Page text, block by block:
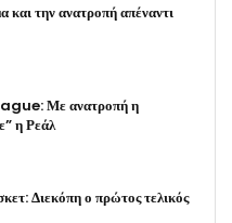
την ανατροπή απέναντι
Με ανατροπή η
η Ρεάλ
Διεκόπη ο πρώτος τελικός